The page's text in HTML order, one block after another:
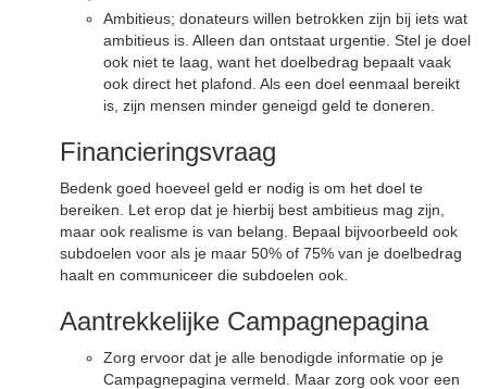
Ambitieus; donateurs willen betrokken zijn bij iets wat
ambitieus is. Alleen dan ontstaat urgentie. Stel je doel
ook niet te laag, want het doelbedrag bepaalt vaak
ook direct het plafond. Als een doel eenmaal bereikt
is, zijn mensen minder geneigd geld te doneren.
Financieringsvraag
Bedenk goed hoeveel geld er nodig is om het doel te
bereiken. Let erop dat je hierbij best ambitieus mag zijn,
maar ook realisme is van belang. Bepaal bijvoorbeeld ook
subdoelen voor als je maar 50% of 75% van je doelbedrag
haalt en communiceer die subdoelen ook.
Aantrekkelijke Campagnepagina
Zorg ervoor dat je alle benodigde informatie op je
Campagnepagina vermeld. Maar zorg ook voor een